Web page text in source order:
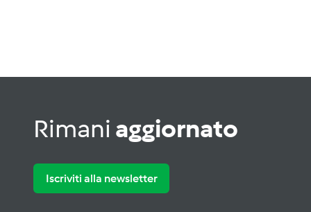
Rimani aggiornato
Iscriviti alla newsletter